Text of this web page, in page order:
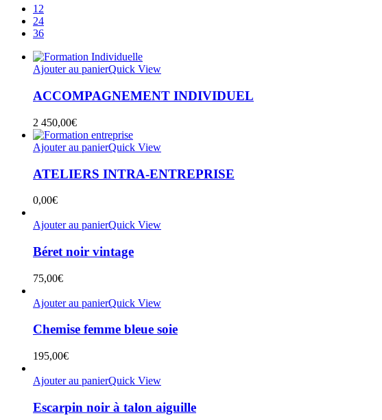
12
24
36
Ajouter au panierQuick View
ACCOMPAGNEMENT INDIVIDUEL
2 450,00€
Ajouter au panierQuick View
ATELIERS INTRA-ENTREPRISE
0,00€
Ajouter au panierQuick View
Béret noir vintage
75,00€
Ajouter au panierQuick View
Chemise femme bleue soie
195,00€
Ajouter au panierQuick View
Escarpin noir à talon aiguille